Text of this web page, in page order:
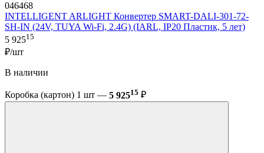
046468
INTELLIGENT ARLIGHT Конвертер SMART-DALI-301-72-
SH-IN (24V, TUYA Wi-Fi, 2.4G) (IARL, IP20 Пластик, 5 лет)
5 92515
₽/шт
В наличии
Коробка (картон) 1 шт — 5 92515 ₽